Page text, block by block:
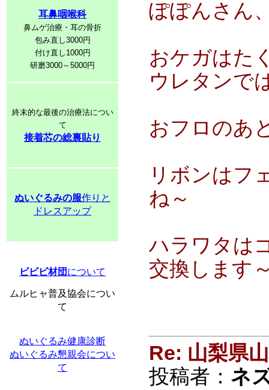
耳鼻咽喉科
鼻ムゲ治療・耳の骨折
包み直し3000円
付け直し1000円
研磨3000～5000円
終末的な最後の治療法につい
て
接着芯の総裏貼り
ぬいぐるみの服作りと
ドレスアップ
ビビビ材団 について
ムルヒャ普及協会につい
て
ぬいぐるみ健康診断
ぬいぐるみ懇親会につい
て
ぽぽんさん
おケガはた
ウレタンで
おフロのあ
リボンはフ
ね～
ハラワタは
交換します
Re: 山梨県
投稿者： ネ